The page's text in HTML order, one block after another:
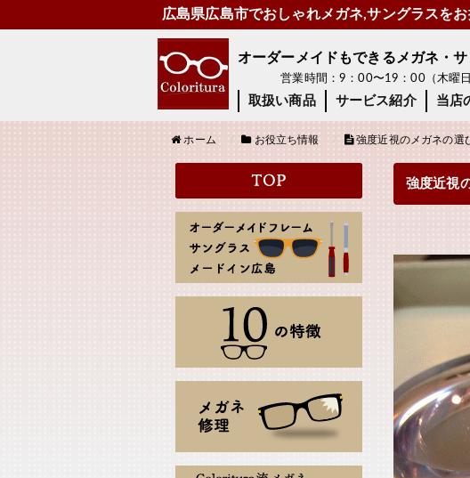
広島県広島市でおしゃれメガネ,サングラスを
オーダーメイドもできるメガネ・
営業時間：9：00〜19：00（木曜
取扱い商品 サービス紹介 当店
ホーム お役立ち情報 強度近視のメガネの
強度近視